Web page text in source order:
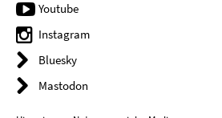
Youtube
Instagram
Bluesky
Mastodon